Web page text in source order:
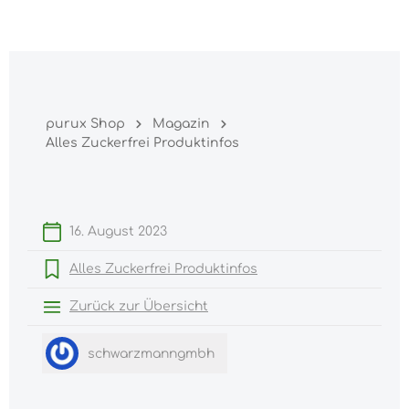
purux Shop
Magazin
Alles Zuckerfrei Produktinfos
16. August 2023
Alles Zuckerfrei Produktinfos
Zurück zur Übersicht
schwarzmanngmbh